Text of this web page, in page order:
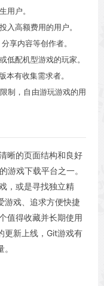
用户。
入高额费用的用户。
享内容等创作者。
低配机型游戏的玩家。
本有收集需求者。
制，自由游玩游戏的用
晰的页面结构和良好
游戏下载平台之一。
，或是寻找独立精
游戏、追求方便快捷
值得收藏并长期使用
更新上线，Git游戏有